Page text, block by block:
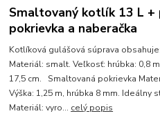
Smaltovaný kotlík 13 L +
pokrievka a naberačka
Kotlíková gulášová súprava
Materiál: smalt. Veľkosť: hrúbka: 0,8
17,5 cm. Smaltovaná pokrievka
Výška: 1,25 m, hrúbka 8 mm. Ideálny
Materiál: vyro... celý popis